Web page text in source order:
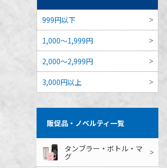
999円以下
1,000～1,999円
2,000～2,999円
3,000円以上
販促品・ノベルティ一覧
タンブラー・ボトル・マ
グ